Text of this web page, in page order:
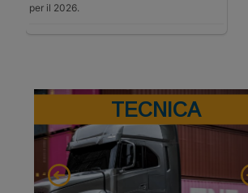
per il 2026.
TECNICA